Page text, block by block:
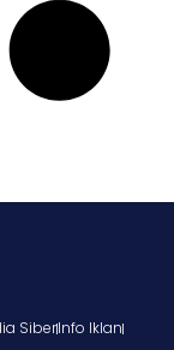
SiberInfo Iklan